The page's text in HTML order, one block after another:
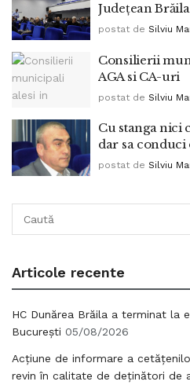
Județean Brăila
postat de Silviu
Consilierii
AGA si CA-uri
postat de Silviu
Cu stanga nici
dar sa conduci
postat de Silviu
Articole recente
HC Dunărea Brăila a terminat la
București 05/08/2026
Acțiune de informare a
revin în calitate de deținători de